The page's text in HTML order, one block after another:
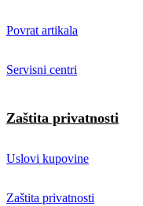
Povrat artikala
Servisni centri
Zaštita privatnosti
Uslovi kupovine
Zaštita privatnosti